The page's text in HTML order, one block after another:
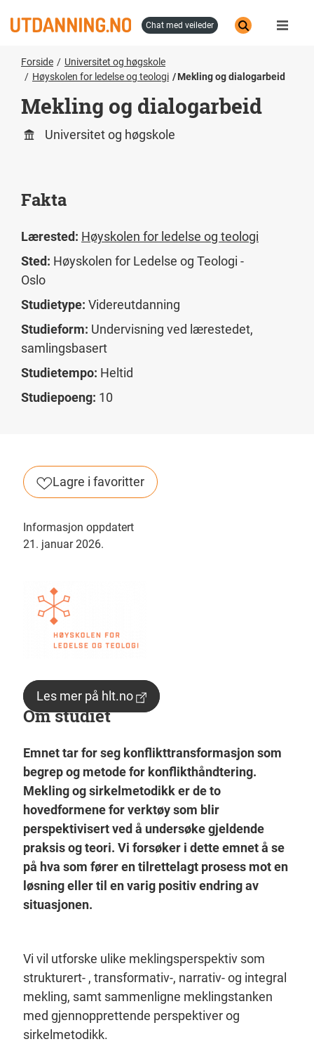
til
chat med veileder
Forside
Universitet og høgskole
Høyskolen for ledelse og teologi
Mekling og dialogarbeid
Mekling og dialogarbeid
Universitet og høgskole
Fakta
Lærested: Høyskolen for ledelse og teologi
Sted: Høyskolen for Ledelse og Teologi -
Oslo
Studietype: Videreutdanning
Studieform: Undervisning ved lærestedet,
samlingsbasert
Studietempo: Heltid
Studiepoeng: 10
Lagre i favoritter
Informasjon oppdatert
21. januar 2026.
Les mer på hlt.no
Om studiet
Emnet tar for seg konflikttransformasjon som
begrep og metode for konflikthåndtering.
Mekling og sirkelmetodikk er de to
hovedformene for verktøy som blir
perspektivisert ved å undersøke gjeldende
praksis og teori. Vi forsøker i dette emnet å se
på hva som fører en tilrettelagt prosess mot en
løsning eller til en varig positiv endring av
situasjonen.
Vi vil utforske ulike meklingsperspektiv som
strukturert- , transformativ-, narrativ- og integral
mekling, samt sammenligne meklingstanken
med gjennopprettende perspektiver og
sirkelmetodikk.